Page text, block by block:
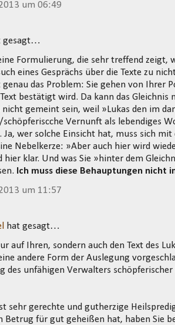
um 06:49
gesagt…
Formulierung, die sehr treffend zeigt,
eines Gesprächs über die Texte zu
genau das Problem: Sie gehen von Ihrer
bestätigt wird. Da kann das
nicht gemeint sein, weil »Lukas den im
Vernunft als lebendiges
Ja, wer solche Einsicht hat, muss sich
Nebelkerze: »Aber auch hier wird
hier klar. Und was Sie »hinter dem
Ich muss diese Behauptungen nicht
um 11:57
hat gesagt…
auf Ihren, sondern auch den Text des
andere Form der Auslegung
des unfähigen Verwalters
sehr gerechte und gutherzige
Betrug für gut geheißen hat, haben Sie